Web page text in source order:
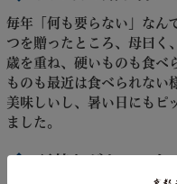
毎年「何も要らない」なん
つを贈ったところ、母曰く
歳を重ね、硬いものも食べ
ものも最近は食べられない
美味しいし、暑い日にもピ
ました。